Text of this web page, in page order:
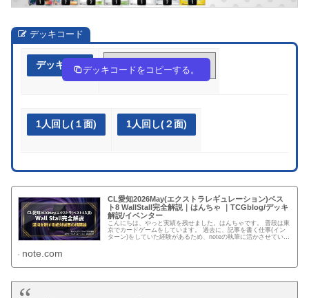
デッキコード
デッキ作成 nQnggi-vYIYm3-69nQNn
デッキコードをコピーする。
1人回し(１面) 1人回し(２面)
CL愛知2026May(エクストラレギュレーション)ベス
ト8 WallStall完全解説｜はんちゃ ｜TCGblog/デッキ
解説/イベンター
こんにちは、やっと実績を残せました。はんちゃです。 普段は東
京でカードゲームをしています。 過去に、記事を書く仕事(イン
ターン)をしていた経験があるため、noteの執筆に活かさせていた
note.com